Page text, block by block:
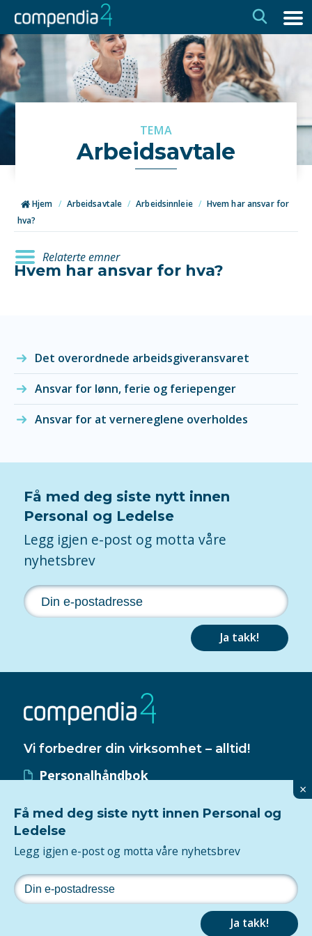
navigasjon
innhold
TEMA
Arbeidsavtale
Hjem / Arbeidsavtale / Arbeidsinnleie / Hvem har ansvar for
hva?
Relaterte emner
Hvem har ansvar for hva?
Det overordnede arbeidsgiveransvaret
Ansvar for lønn, ferie og feriepenger
Ansvar for at vernereglene overholdes
Få med deg siste nytt innen
Personal og Ledelse
Legg igjen e-post og motta våre
nyhetsbrev
Ja takk!
Vi forbedrer din virksomhet – alltid!
Personalhåndbok
Kvalitetssystem
ISO 9001-sertifisering
Følg oss
Personvern
og utviklet avMaksimer
×
Få med deg siste nytt innen Personal og
Ledelse
Legg igjen e-post og motta våre nyhetsbrev
Ja takk!